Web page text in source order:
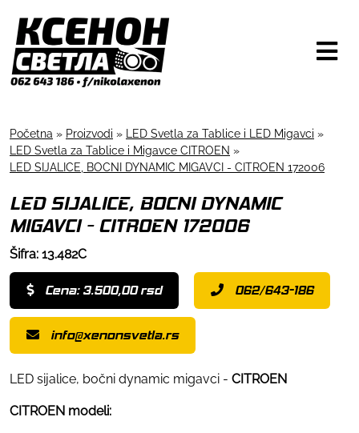
Početna » Proizvodi » LED Svetla za Tablice i LED Migavci »
LED Svetla za Tablice i Migavce CITROEN »
LED SIJALICE, BOCNI DYNAMIC MIGAVCI - CITROEN 172006
LED SIJALICE, BOCNI DYNAMIC
MIGAVCI - CITROEN 172006
Šifra: 13.482C
Cena: 3.500,00 rsd 062/643-186
info@xenonsvetla.rs
LED sijalice, bočni dynamic migavci - CITROEN
CITROEN modeli: